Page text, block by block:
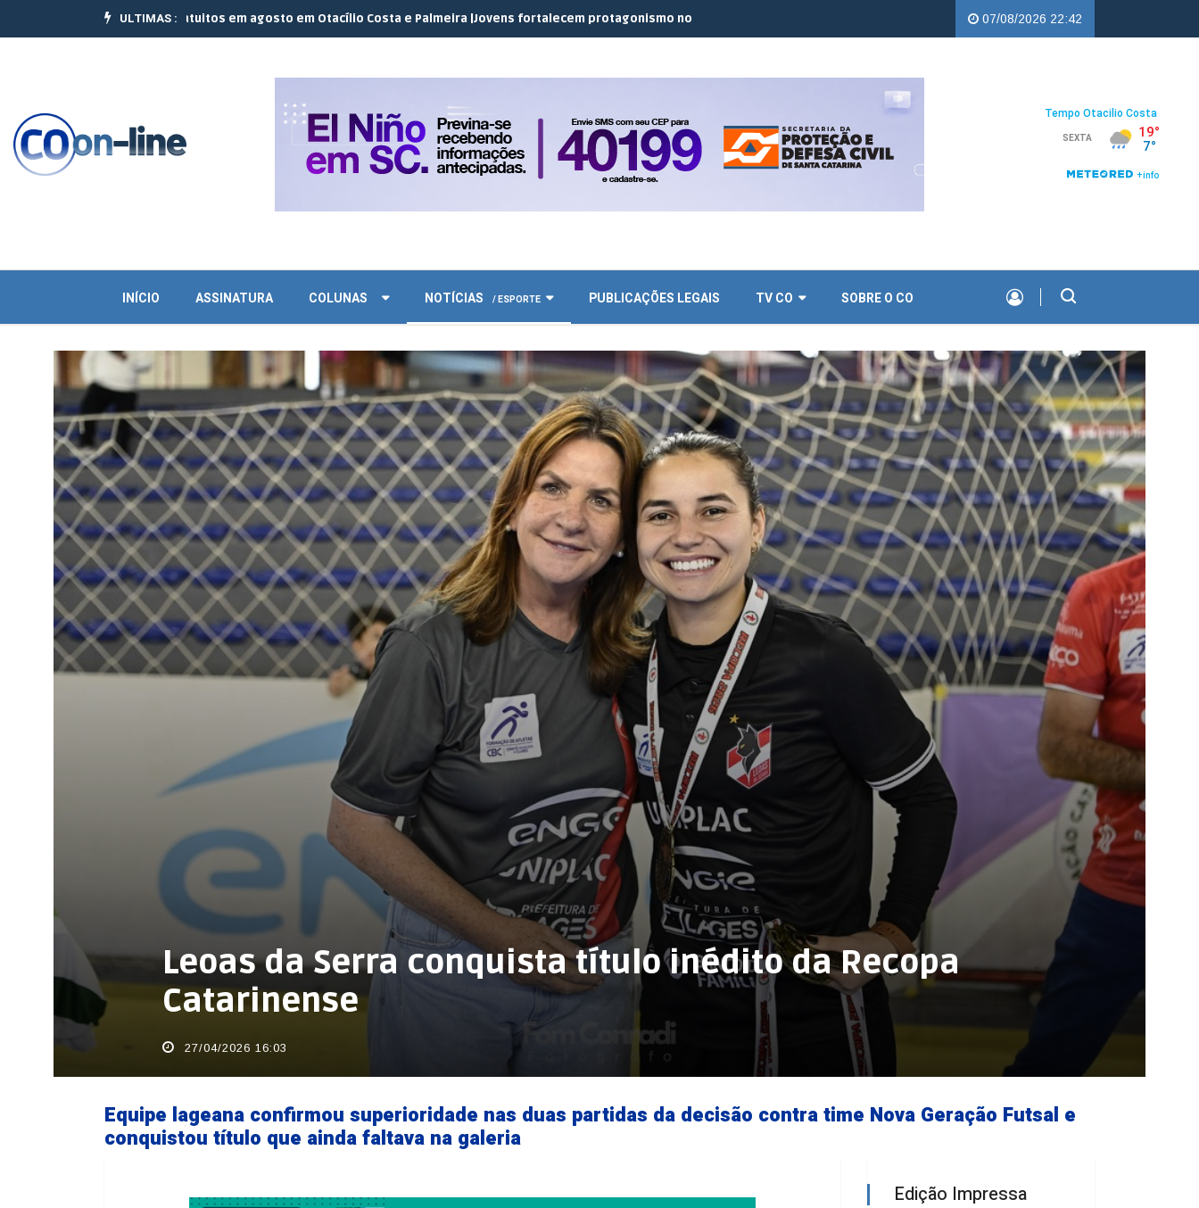
ULTIMAS :
10 cursos gratuitos em agosto em Otacílio Costa e Palmeira |Jovens fortalecem protagonismo no campo em encontro do JEC Copercampos | Troco Solidário da Copercampos deixa legado de
07/08/2026 22:42
INÍCIO ASSINATURA COLUNAS NOTÍCIAS / ESPORTE PUBLICAÇÕES LEGAIS TV CO SOBRE O CO
Leoas da Serra conquista título inédito da Recopa
Catarinense
27/04/2026 16:03
Equipe lageana confirmou superioridade nas duas partidas da decisão contra time Nova Geração Futsal e
conquistou título que ainda faltava na galeria
Edição Impressa